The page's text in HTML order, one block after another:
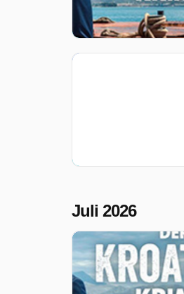
Juli 2026